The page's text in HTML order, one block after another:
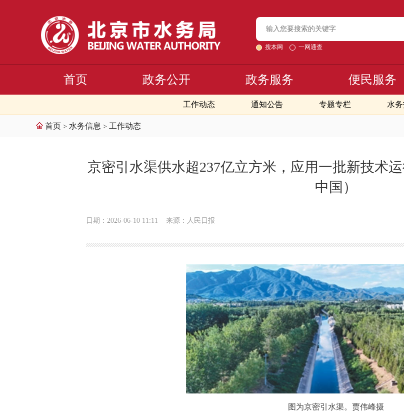
搜本网 一网通查
首页 政务公开 政务服务 便民服务
工作动态 通知公告 专题专栏 水
首页 > 水务信息 > 工作动态
京密引水渠供水超237亿立方米，应用一批新技术
中国）
日期：2026-06-10 11:11 来源：人民日报
图为京密引水渠。贾伟峰摄